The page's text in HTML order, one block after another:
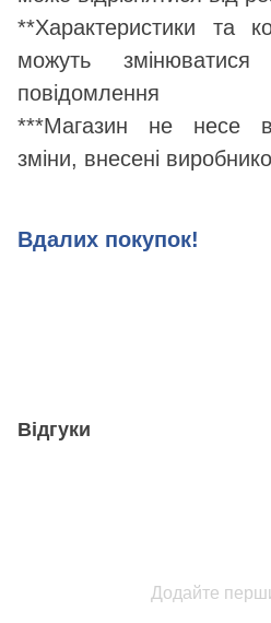
**Характеристики та
можуть
повідомлення
***Магазин не несе
зміни, внесені
Вдалих покупок!
Відгуки
Додайте